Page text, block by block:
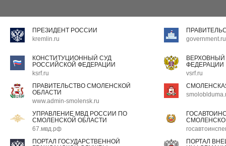
ПРЕЗИДЕНТ РОССИИ
kremlin.ru
government.ru
КОНСТИТУЦИОННЫЙ СУД
РОССИЙСКОЙ ФЕДЕРАЦИИ
ksrf.ru
ФЕДЕРАЦИИ
vsrf.ru
ПРАВИТЕЛЬСТВО СМОЛЕНСКОЙ
ОБЛАСТИ
www.admin-smolensk.ru
УПРАВЛЕНИЕ МВД РОССИИ ПО
СМОЛЕНСКОЙ ОБЛАСТИ
67.мвд.рф
ПОРТАЛ ГОСУДАРСТВЕННОЙ
ПОРТАЛ